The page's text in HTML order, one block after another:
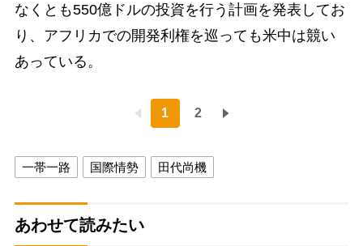
なくとも550億ドルの投資を行う計画を発表してお
り、アフリカでの開発利権を巡っても米中は競い
あっている。
1 2
一帯一路 国際情勢 田代尚機
あわせて読みたい